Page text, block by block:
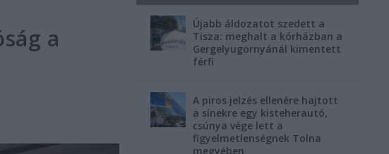
a
Újabb áldozatot szedett a
Tisza: meghalt a kórházban a
Gergelyugornyánál kimentett
férfi
A piros jelzés ellenére hajtott
a sínekre egy kisteherautó,
csúnya vége lett a
figyelmetlenségnek Tolna
megyében